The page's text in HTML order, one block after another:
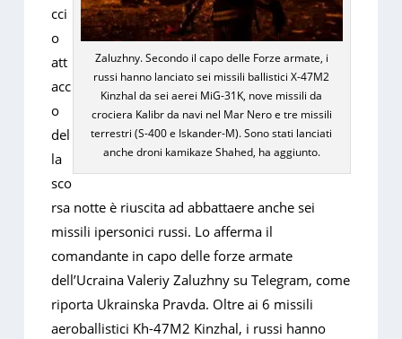
Zaluzhny. Secondo il capo delle Forze armate, i
russi hanno lanciato sei missili ballistici X-47M2
Kinzhal da sei aerei MiG-31K, nove missili da
crociera Kalibr da navi nel Mar Nero e tre missili
terrestri (S-400 e Iskander-M). Sono stati lanciati
anche droni kamikaze Shahed, ha aggiunto.
cci
o
att
acc
o
del
la
sco
rsa notte è riuscita ad abbattaere anche sei
missili ipersonici russi. Lo afferma il
comandante in capo delle forze armate
dell’Ucraina Valeriy Zaluzhny su Telegram, come
riporta Ukrainska Pravda. Oltre ai 6 missili
aeroballistici Kh-47M2 Kinzhal, i russi hanno